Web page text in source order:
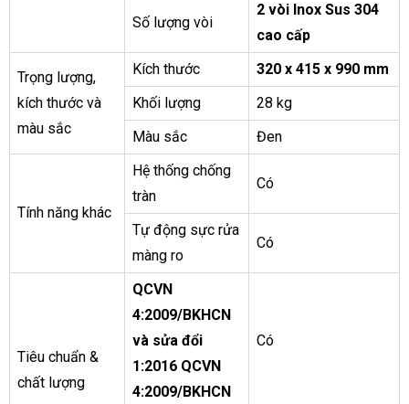
Số lượng vòi
2 vòi Inox Sus 304
cao cấp
Trọng lượng,
kích thước và
màu sắc
Kích thước
320 x 415 x 990 mm
Khối lượng
28 kg
Màu sắc
Đen
Tính năng khác
Hệ thống chống
tràn
Có
Tự động sực rửa
màng ro
Có
Tiêu chuẩn &
chất lượng
QCVN
4:2009/BKHCN
và sửa đổi
1:2016 QCVN
4:2009/BKHCN
Có